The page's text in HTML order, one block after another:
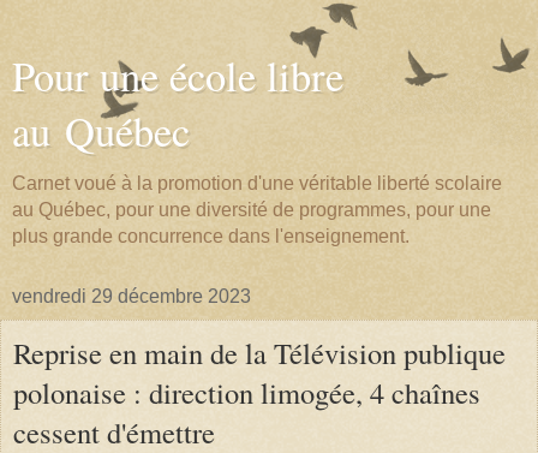
Pour une école libre
au Québec
Carnet voué à la promotion d'une véritable liberté scolaire
au Québec, pour une diversité de programmes, pour une
plus grande concurrence dans l'enseignement.
vendredi 29 décembre 2023
Reprise en main de la Télévision publique
polonaise : direction limogée, 4 chaînes
cessent d'émettre